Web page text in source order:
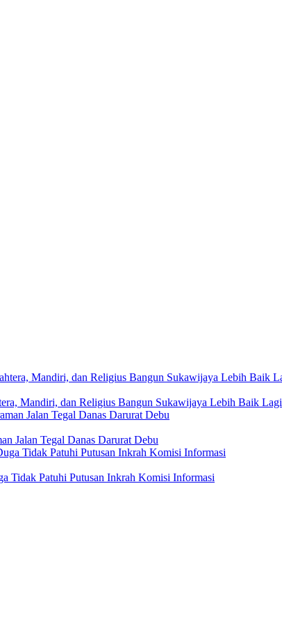
Mandiri, dan Religius Bangun Sukawijaya Lebih Baik Lagi
Jalan Tegal Danas Darurat Debu
Tidak Patuhi Putusan Inkrah Komisi Informasi